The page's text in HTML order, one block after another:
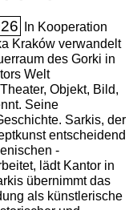
In Kooperation
Kraków verwandelt
des Gorki in
Welt
Objekt, Bild,
Seine
Sarkis, der
entscheidend
lädt Kantor in
übernimmt das
als künstlerische